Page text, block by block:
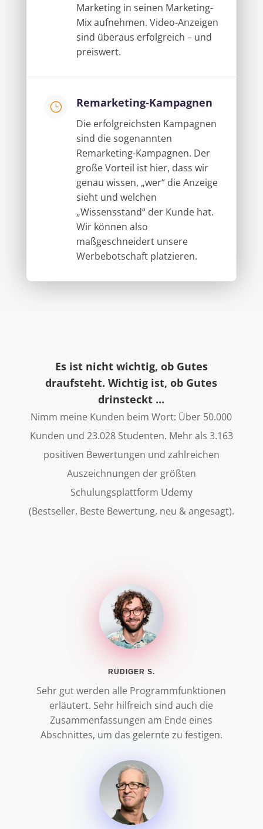
Marketing in seinen Marketing-
Mix aufnehmen. Video-Anzeigen
sind überaus erfolgreich – und
preiswert.
} Remarketing-Kampagnen
Die erfolgreichsten Kampagnen
sind die sogenannten
Remarketing-Kampagnen. Der
große Vorteil ist hier, dass wir
genau wissen, „wer“ die Anzeige
sieht und welchen
„Wissensstand“ der Kunde hat.
Wir können also
maßgeschneidert unsere
Werbebotschaft platzieren.
Es ist nicht wichtig, ob Gutes
draufsteht. Wichtig ist, ob Gutes
drinsteckt ...
Nimm meine Kunden beim Wort: Über 50.000
Kunden und 23.028 Studenten. Mehr als 3.163
positiven Bewertungen und zahlreichen
Auszeichnungen der größten
Schulungsplattform Udemy
(Bestseller, Beste Bewertung, neu & angesagt).
RÜDIGER S.
Sehr gut werden alle Programmfunktionen
erläutert. Sehr hilfreich sind auch die
Zusammenfassungen am Ende eines
Abschnittes, um das gelernte zu festigen.